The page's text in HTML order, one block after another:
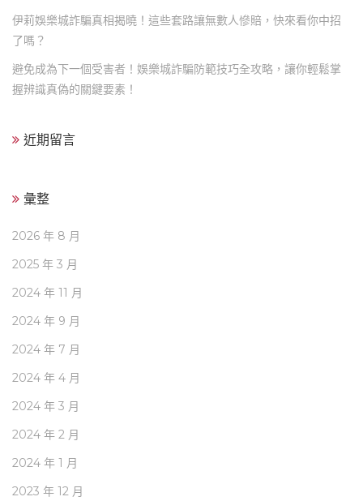
伊莉娛樂城詐騙真相揭曉！這些套路讓無數人慘賠，快來看你中招
了嗎？
避免成為下一個受害者！娛樂城詐騙防範技巧全攻略，讓你輕鬆掌
握辨識真偽的關鍵要素！
近期留言
彙整
2026 年 8 月
2025 年 3 月
2024 年 11 月
2024 年 9 月
2024 年 7 月
2024 年 4 月
2024 年 3 月
2024 年 2 月
2024 年 1 月
2023 年 12 月